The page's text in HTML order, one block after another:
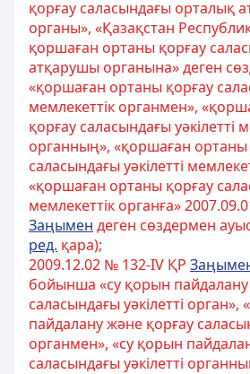
қорғау саласындағы орталық
органы», «Қазақстан
қоршаған ортаны қорғау
атқарушы органына» деген
«қоршаған ортаны қорғау
мемлекеттік органмен»,
қорғау саласындағы уәкілетті
органның», «қоршаған ортаны
саласындағы уәкілетті
«қоршаған ортаны қорғау
мемлекеттік органға»
Заңымен деген сөздермен
ред. қара);
2009.12.02 № 132-IV ҚР
бойынша «су қорын
саласындағы уәкілетті орган»,
пайдалану және қорғау
органмен», «су қорын
саласындағы уәкілетті